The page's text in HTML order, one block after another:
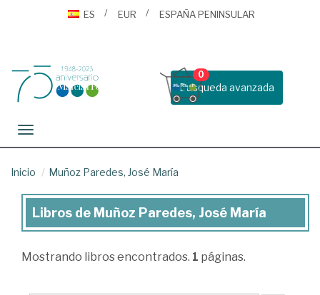
ES
EUR ESPAÑA PENINSULAR
Busqueda avanzada
0
Toggle navigation
Inicio Muñoz Paredes, José María
Libros
Muñoz
Libros de Muñoz Paredes, José María
Mostrando libros encontrados. 1 páginas.